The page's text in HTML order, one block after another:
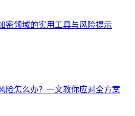
密领域的实用工具与风险提示
险怎么办？一文教你应对全方案